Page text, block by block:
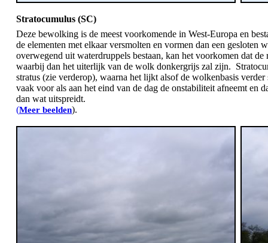
Stratocumulus (SC)
Deze bewolking is de meest voorkomende in West-Europa en
de elementen met elkaar versmolten en vormen dan een gesloten
overwegend uit waterdruppels bestaan, kan het voorkomen dat
waarbij dan het uiterlijk van de wolk donkergrijs zal zijn.
stratus (zie verderop), waarna het lijkt alsof de wolkenbasis
vaak voor als aan het eind van de dag de onstabiliteit afneemt
dan wat uitspreidt.
(Meer beelden).